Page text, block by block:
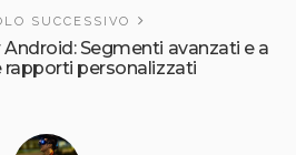
SUCCESSIVO
Segmenti avanzati e a
rapporti personalizzati